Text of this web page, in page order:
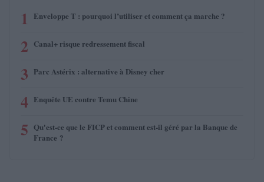
1 Enveloppe T : pourquoi l’utiliser et comment ça marche ?
2 Canal+ risque redressement fiscal
3 Parc Astérix : alternative à Disney cher
4 Enquête UE contre Temu Chine
5 Qu'est-ce que le FICP et comment est-il géré par la Banque de
France ?